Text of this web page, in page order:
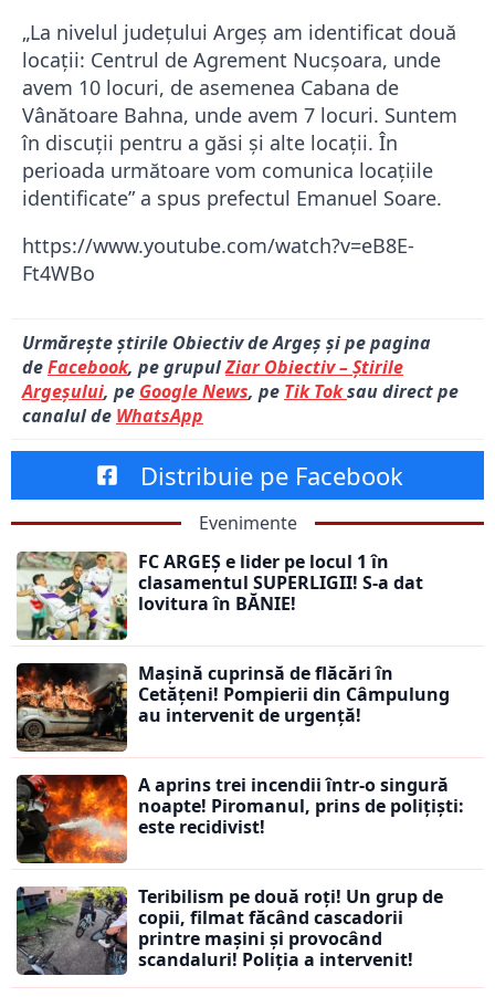
„La nivelul județului Argeș am identificat două
locații: Centrul de Agrement Nucșoara, unde
avem 10 locuri, de asemenea Cabana de
Vânătoare Bahna, unde avem 7 locuri. Suntem
în discuții pentru a găsi și alte locații. În
perioada următoare vom comunica locațiile
identificate” a spus prefectul Emanuel Soare.
https://www.youtube.com/watch?v=eB8E-
Ft4WBo
Urmărește știrile Obiectiv de Argeș și pe pagina
deFacebook, pe grupulZiar Obiectiv – Știrile
Argeșului, pe Google News, pe Tik Toksau direct pe
canalul de WhatsApp
Distribuie pe Facebook
Evenimente
FC ARGEȘ e lider pe locul 1 în
clasamentul SUPERLIGII! S-a dat
lovitura în BĂNIE!
Mașină cuprinsă de flăcări în
Cetățeni! Pompierii din Câmpulung
au intervenit de urgență!
A aprins trei incendii într-o singură
noapte! Piromanul, prins de polițiști:
este recidivist!
Teribilism pe două roți! Un grup de
copii, filmat făcând cascadorii
printre mașini și provocând
scandaluri! Poliția a intervenit!